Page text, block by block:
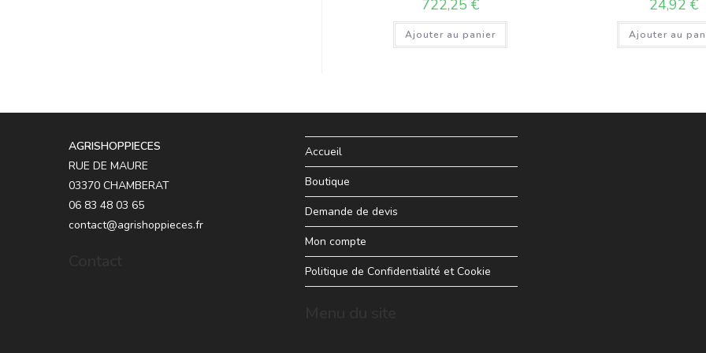
722,25 €
Ajouter au panier
24,92€
Ajouter au
AGRISHOPPIECES
RUE DE MAURE
03370 CHAMBERAT
06 83 48 03 65
contact@agrishoppieces.fr
Accueil
Boutique
Demande de devis
Mon compte
Politique de Confidentialité et Cookie